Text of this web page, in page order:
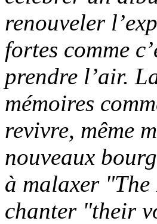
renouveler
fortes comme
prendre l’air.
mémoires
revivre, même
nouveaux
à malaxer
chanter "their